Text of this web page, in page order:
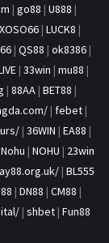
| go88 | U888 |
XOSO66 | LUCK8 |
| QS88 | ok8386 |
| 33win | mu88 |
| 88AA | BET88 |
| febet |
| 36WIN | EA88 |
Nohu | NOHU | 23win
| BL555
| DN88 | CM88 |
| shbet | Fun88